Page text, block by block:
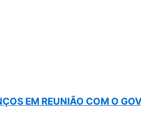
EM REUNIÃO COM O